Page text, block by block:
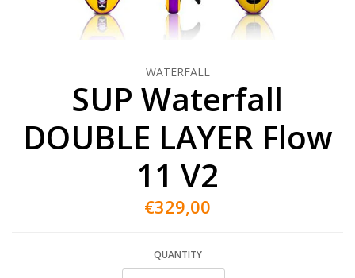
WATERFALL
SUP Waterfall
DOUBLE LAYER Flow
11 V2
€329,00
QUANTITY